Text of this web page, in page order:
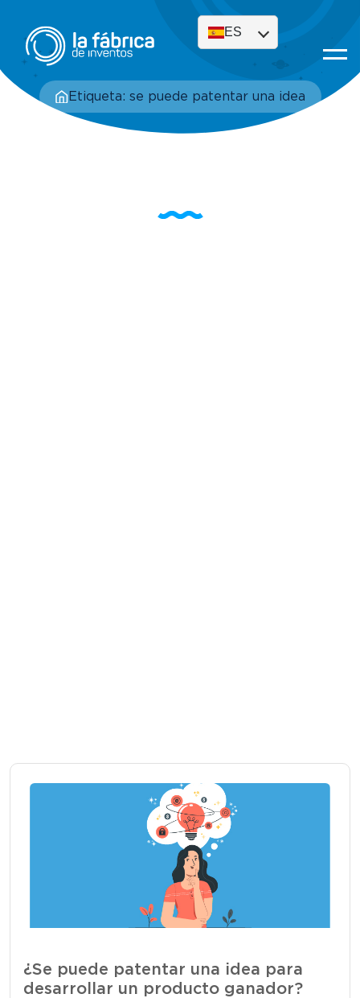
ES
Etiqueta: se puede patentar una idea
¿Se puede patentar una idea para
desarrollar un producto ganador?